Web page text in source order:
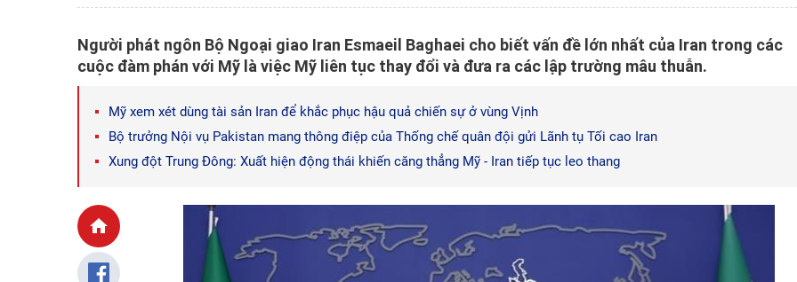
Người phát ngôn Bộ Ngoại giao Iran Esmaeil Baghaei cho biết vấn đề lớn nhất của Iran trong các
cuộc đàm phán với Mỹ là việc Mỹ liên tục thay đổi và đưa ra các lập trường mâu thuẫn.
Mỹ xem xét dùng tài sản Iran để khắc phục hậu quả chiến sự ở vùng Vịnh
Bộ trưởng Nội vụ Pakistan mang thông điệp của Thống chế quân đội gửi Lãnh tụ Tối cao Iran
Xung đột Trung Đông: Xuất hiện động thái khiến căng thẳng Mỹ - Iran tiếp tục leo thang